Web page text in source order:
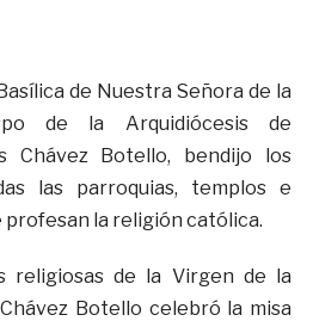
de Nuestra Señora de la
de la Arquidiócesis de
Chávez Botello, bendijo los
las parroquias, templos e
profesan la religión católica.
religiosas de la Virgen de la
Botello celebró la misa